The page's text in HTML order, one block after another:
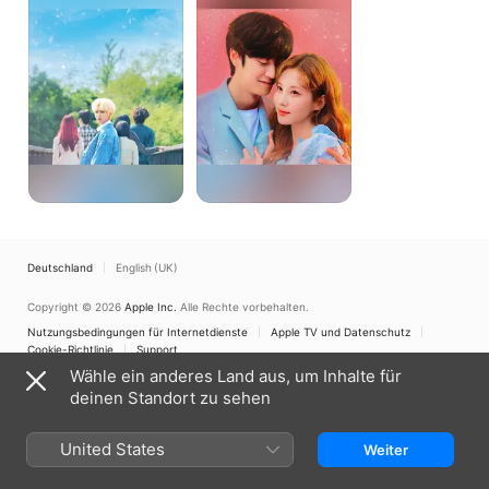
Ferne
ist
der
Frühling
grün
Deutschland English (UK)
Copyright © 2026 Apple Inc. Alle Rechte vorbehalten.
Nutzungsbedingungen für Internetdienste
Apple TV und Datenschutz
Cookie-Richtlinie
Support
Wähle ein anderes Land aus, um Inhalte für
deinen Standort zu sehen
United States Weiter